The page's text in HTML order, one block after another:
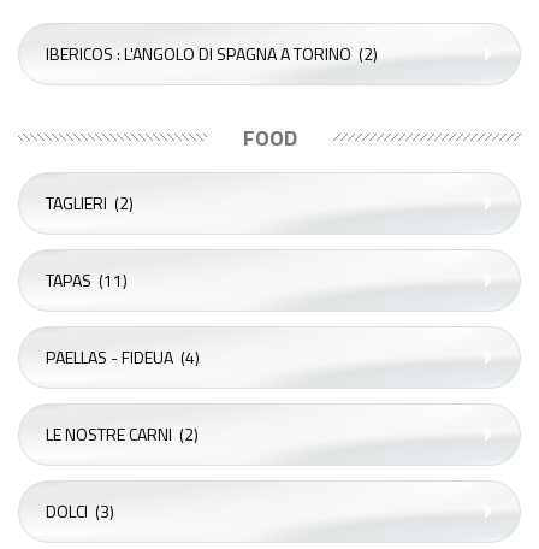
IBERICOS : L'ANGOLO DI SPAGNA A TORINO (2)
FOOD
TAGLIERI (2)
TAPAS (11)
PAELLAS - FIDEUA (4)
LE NOSTRE CARNI (2)
DOLCI (3)